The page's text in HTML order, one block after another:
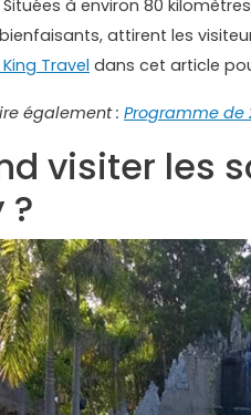
à environ 80
attirent les
Travel dans cet article
également : Programme de
visiter les
?